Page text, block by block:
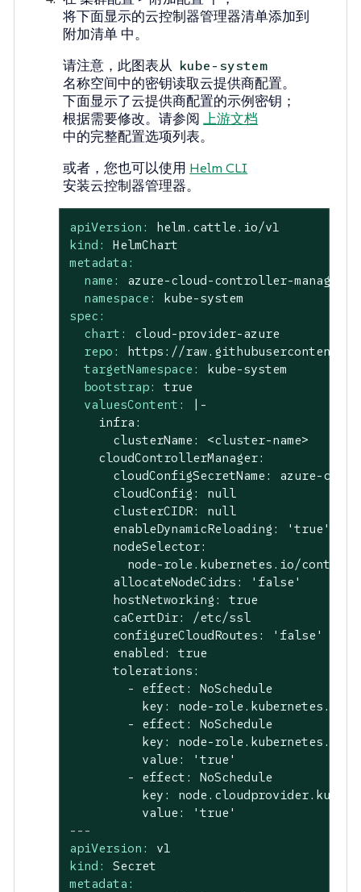
将下面显示的云控制器管理器清单添加到
附加清单 中。
请注意，此图表从 kube-system
名称空间中的密钥读取云提供商配置。
下面显示了云提供商配置的示例密钥；
根据需要修改。请参阅上游文档
中的完整配置选项列表。
或者，您也可以使用 Helm CLI
安装云控制器管理器。
apiVersion:
helm.cattle.io/v1
kind:
HelmChart
metadata:
name:
azure-cloud-controller-manager
namespace:
kube-system
spec:
chart:
cloud-provider-azure
repo:
https://
targetNamespace:
kube-system
bootstrap:
true
valuesContent:
|-
    infra:
      clusterName: <cluster-name>
    cloudControllerManager:
cloudConfigSecretName: azure-
      cloudConfig: null
      clusterCIDR: null
      enableDynamicReloading: 'true'
      nodeSelector:
node-role.kubernetes.io/
      allocateNodeCidrs: 'false'
      hostNetworking: true
      caCertDir: /etc/ssl
      configureCloudRoutes: 'false'
      enabled: true
      tolerations:
        - effect: NoSchedule
key: node-role.kubernetes.io/
        - effect: NoSchedule
key: node-role.kubernetes.io/
          value: 'true'
        - effect: NoSchedule
key:
---
apiVersion:
v1
kind:
Secret
metadata: